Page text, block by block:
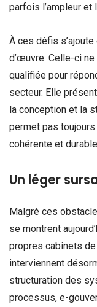
parfois l’ampleur
À ces défis
d’œuvre. Celle-ci
qualifiée pour
secteur. Elle
la conception et la
permet pas
cohérente et
Un léger
Malgré ces
se montrent
propres cabinets
interviennent
structuration des
processus, e-